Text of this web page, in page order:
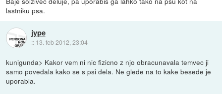
lastniku psa.
jype
:: 13. feb 2012, 23:04
kunigunda> Kakor vem ni nic fizicno z njo obracunavala temvec ji
samo povedala kako se s psi dela. Ne glede na to kake besede je
uporabla.